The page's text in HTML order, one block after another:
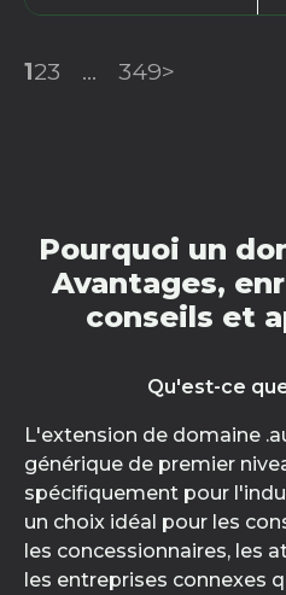
123 ... 349>
Pourquoi un
Avantages,
conseils et
Qu'est-ce
L'extension de domaine
générique de premier
spécifiquement pour
un choix idéal pour les
les concessionnaires, les
les entreprises connexes